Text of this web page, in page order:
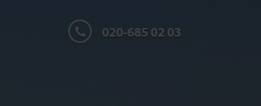
020-685 02 03